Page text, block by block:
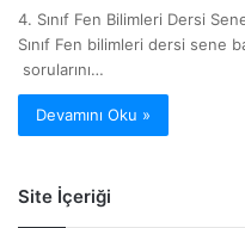
4. Sınıf Fen Bilimleri Dersi
Sınıf Fen bilimleri dersi sene
sorularını…
Devamını Oku »
Site İçeriği